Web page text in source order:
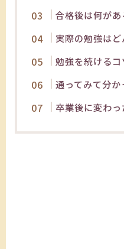
合格後は何があ
実際の勉強はど
勉強を続けるコ
通ってみて分か
卒業後に変わっ